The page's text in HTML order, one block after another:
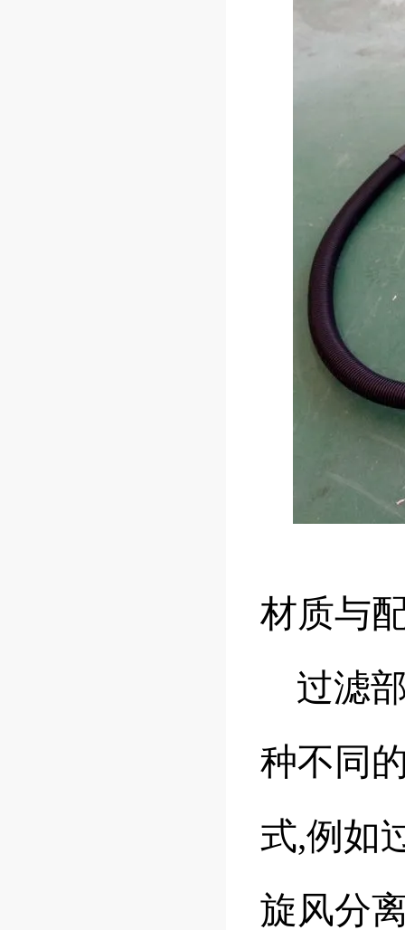
材质与
过滤部
种不同
式,例如
旋风分